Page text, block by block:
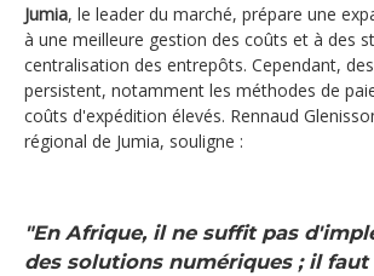
Jumia, le leader du marché, prépare une
à une meilleure gestion des coûts et à des
centralisation des entrepôts. Cependant,
persistent, notamment les méthodes de
coûts d'expédition élevés. Rennaud
régional de Jumia, souligne :
"En Afrique, il ne suffit pas
des solutions numériques ; il faut